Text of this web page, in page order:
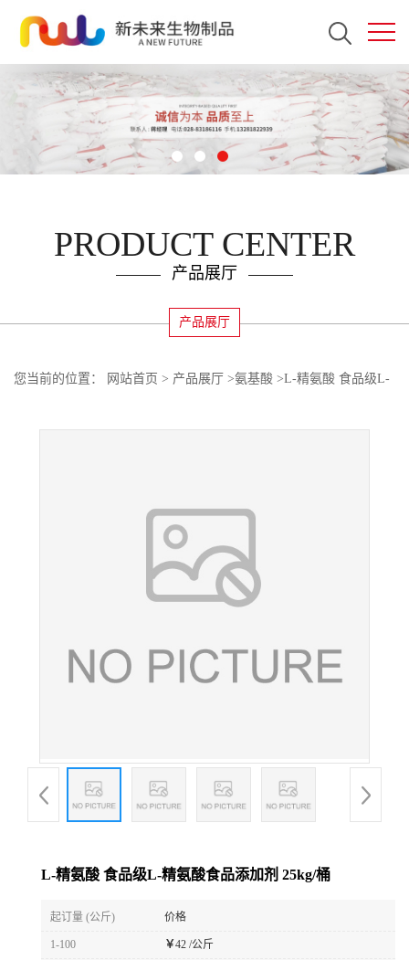
PRODUCT CENTER
产品展厅
产品展厅
您当前的位置： 网站首页 > 产品展厅 >氨基酸 >L-精氨酸 食品级L-
L-精氨酸 食品级L-精氨酸食品添加剂 25kg/桶
起订量 (公斤) 价格
1-100 ￥42 /公斤